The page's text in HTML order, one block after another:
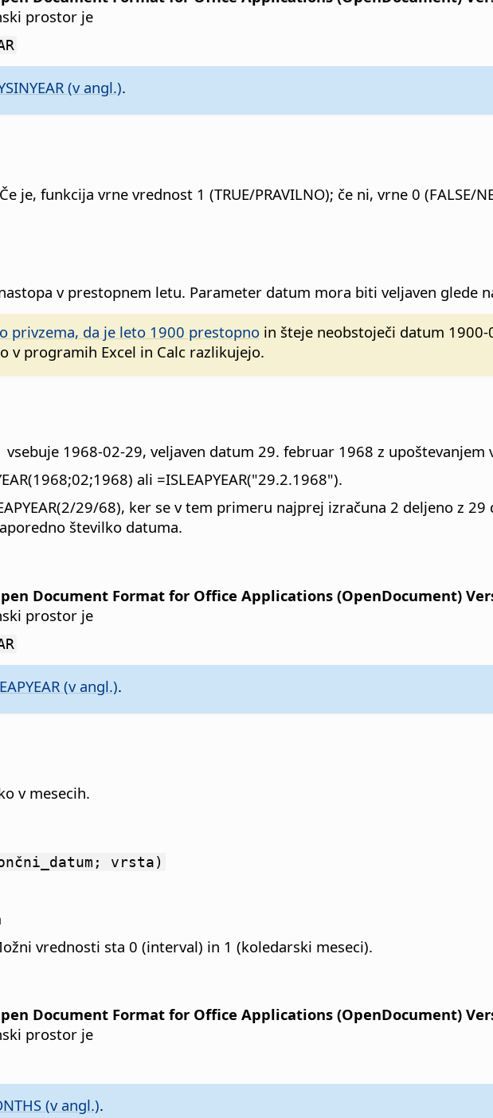
prostor je
(v angl.).
Če je, funkcija vrne vrednost 1 (TRUE/PRAVILNO); če ni, vrne 0 (FALSE/
v prestopnem letu. Parameter datum mora biti veljaven glede
privzema, da je leto 1900 prestopnoin šteje neobstoječi datum 1900-
v programih Excel in Calc razlikujejo.
vsebuje 1968-02-29, veljaven datum 29. februar 1968 z
ali =ISLEAPYEAR("29.2.1968").
29/68), ker se v tem primeru najprej izračuna 2 deljeno z 29
številko datuma.
Document Format for Office Applications (OpenDocument)
prostor je
(v angl.).
v mesecih.
vrsta)
vrednosti sta 0 (interval) in 1 (koledarski meseci).
Document Format for Office Applications (OpenDocument)
prostor je
(v angl.).